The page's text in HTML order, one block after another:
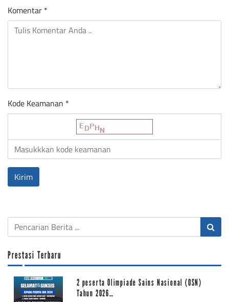
Komentar *
Kode Keamanan *
Prestasi Terbaru
2 peserta Olimpiade Sains Nasional (OSN)
Tahun 2026…